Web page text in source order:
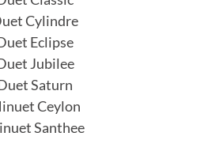
Cylindre
Eclipse
Jubilee
Saturn
Ceylon
Santhee